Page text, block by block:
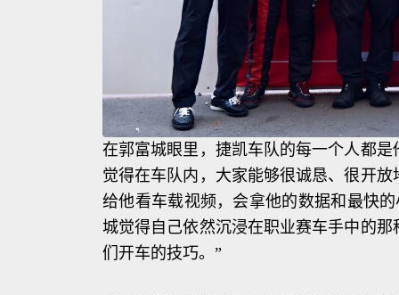
在郭富城眼里，捷凯车队的每一个人都
觉得在车队内，大家能够很诚恳、很开
给他看车载视频，会拿他的数据和最快
城觉得自己依然沉浸在职业赛车手中的
们开车的技巧。”